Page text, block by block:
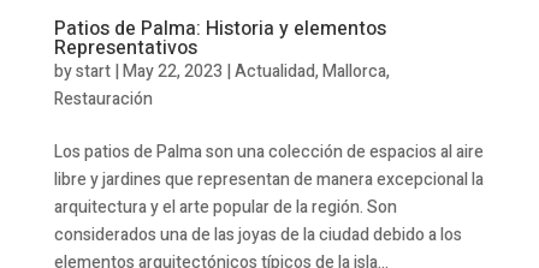
Patios de Palma: Historia y elementos
Representativos
bystart|May 22, 2023 |Actualidad,Mallorca,
Restauración
Los patios de Palma son una colección de espacios al aire
libre y jardines que representan de manera excepcional la
arquitectura y el arte popular de la región. Son
considerados una de las joyas de la ciudad debido a los
elementos arquitectónicos típicos de la isla...